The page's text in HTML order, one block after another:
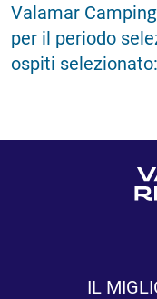
Valamar
per il periodo
ospiti selezionato:
IL